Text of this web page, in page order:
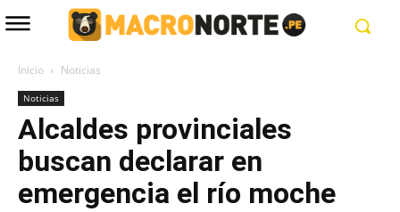
Inicio Noticias
Noticias
Alcaldes provinciales
buscan declarar en
emergencia el río moche